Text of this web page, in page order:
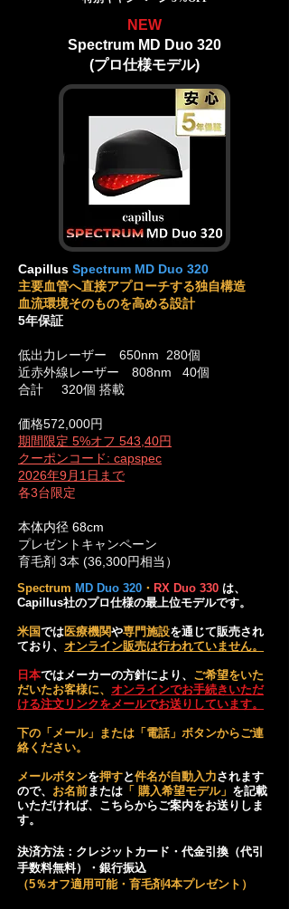
NEW
Spectrum MD Duo 320
(プロ仕様モデル)
Capillus Spectrum MD Duo 320
主要血管へ直接アプローチする独自構造
血流環境そのものを高める設計
5年保証
低出力レーザー 650nm 280個
近赤外線レーザー 808nm 40個
合計 320個 搭載
価格572,000円
​期間限定 5%オフ 543,40円
クーポンコード: capspec
2026年9月1日まで
​各3台限定
本体内径 68cm
プレゼントキャンペーン
育毛剤 3本 (36,300円相当）
Spectrum MD Duo 320 ・ RX Duo 330 は、
Capillus社のプロ仕様の最上位モデルです。
米国では医療機関や専門施設を通じて販売され
ており、 オンライン販売は行われていません。
日本ではメーカーの方針により、 ご希望をいた
だいたお客様に、 オンラインでお手続きいただ
ける注文リンクをメールでお送りしています。
下の「メール」または「電話」ボタンからご連
絡ください。
メールボタンを押すと件名が自動入力されます
ので、 お名前または 「 購入希望モデル」 を記載
いただければ、こちらからご案内をお送りしま
す。
決済方法：クレジットカード・代金引換（代引
手数料無料）・銀行振込
（5％オフ適用可能・育毛剤4本プレゼント）